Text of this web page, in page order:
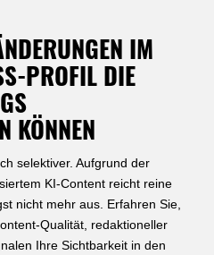
IM
PROFIL DIE
KÖNNEN
selektiver. Aufgrund der
KI-Content reicht reine
nicht mehr aus. Erfahren Sie,
Qualität, redaktioneller
Ihre Sichtbarkeit in den